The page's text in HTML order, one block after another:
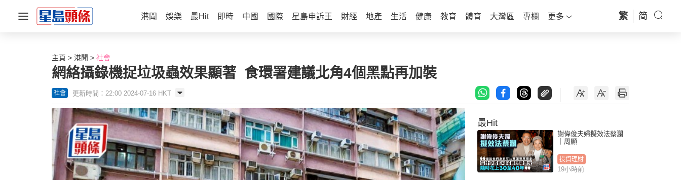
港聞 娛樂 最Hit 即時 中國 國際 星島申訴王 財經 地產 生活 健康 教育 體育 大灣區 專欄 更多 繁 简
主頁 港聞 社會
網絡攝錄機捉垃圾蟲效果顯著 食環署建議北角4個黑點再加裝
社會 更新時間：22:00 2024-07-16 HKT
最Hit
謝偉俊夫婦擬效法蔡瀾
｜周顯
投資理財
19小時前